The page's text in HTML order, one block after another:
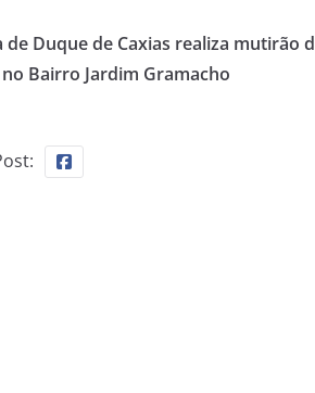
Duque de Caxias realiza mutirão d
Bairro Jardim Gramacho